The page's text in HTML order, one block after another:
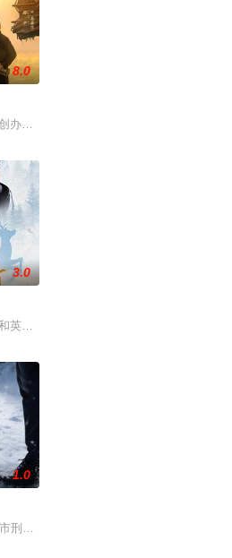
苦练口
上的喜欢。”那个夜晚，他脸颊微热，还听
剑因不满演习流于形式，假传指令要求
8.0
办大生企业，实业报国的故事。甲午战争
，袁政委不幸牺牲。杨团长指挥突围，季连
币。根据党中央指示，高景波、徐邵梁、
3.0
英国牛津，麦香通过视频向米良宣告：婚
瞬间
难的爱情故事。通过剧中主人公在成长的道
奚圆（姜贞羽 饰）因意外踏入玄机界，
1.0
刑侦支队在无普及监控、无DNA鉴定技